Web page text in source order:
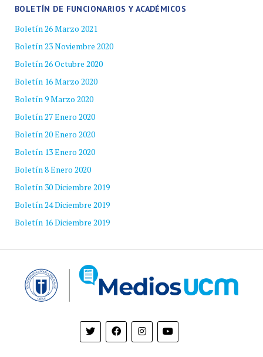
BOLETÍN DE FUNCIONARIOS Y ACADÉMICOS
Boletín 26 Marzo 2021
Boletín 23 Noviembre 2020
Boletín 26 Octubre 2020
Boletín 16 Marzo 2020
Boletín 9 Marzo 2020
Boletín 27 Enero 2020
Boletín 20 Enero 2020
Boletín 13 Enero 2020
Boletín 8 Enero 2020
Boletín 30 Diciembre 2019
Boletín 24 Diciembre 2019
Boletín 16 Diciembre 2019